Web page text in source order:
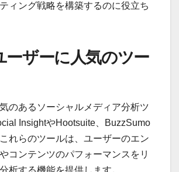
ィング戦略を構築するのに役立ち
ーザーに人気のツー
のあるソーシャルメディア分析ツ
InsightやHootsuite、BuzzSumo
れらのツールは、ユーザーのエン
コンテンツのパフォーマンスをリ